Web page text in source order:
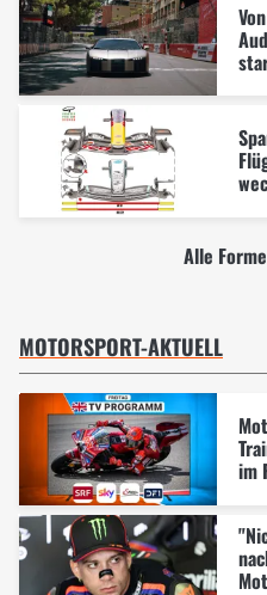
Alle
MOTORSPORT-AKTUELL
im